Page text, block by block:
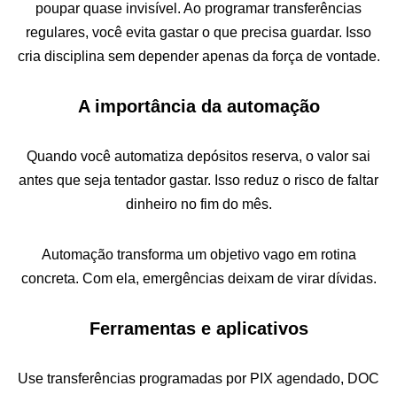
poupar quase invisível. Ao programar transferências
regulares, você evita gastar o que precisa guardar. Isso
cria disciplina sem depender apenas da força de vontade.
A importância da automação
Quando você automatiza depósitos reserva, o valor sai
antes que seja tentador gastar. Isso reduz o risco de faltar
dinheiro no fim do mês.
Automação transforma um objetivo vago em rotina
concreta. Com ela, emergências deixam de virar dívidas.
Ferramentas e aplicativos
Use transferências programadas por PIX agendado, DOC